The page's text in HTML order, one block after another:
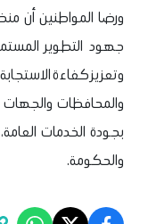
ورضا المواطنين أن
جهود التطوير
وتعزيز كفاءة
والمحافظات والجهات
بجودة الخدمات
والحكومة.